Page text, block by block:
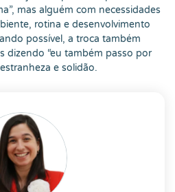
mas alguém com necessidades
rotina e desenvolvimento
possível, a troca também
dizendo “eu também passo por
e solidão.